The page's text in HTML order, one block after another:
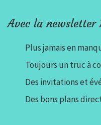
Avec la newsletter
Plus jamais en
Toujours un truc à
Des invitations et
Des bons plans